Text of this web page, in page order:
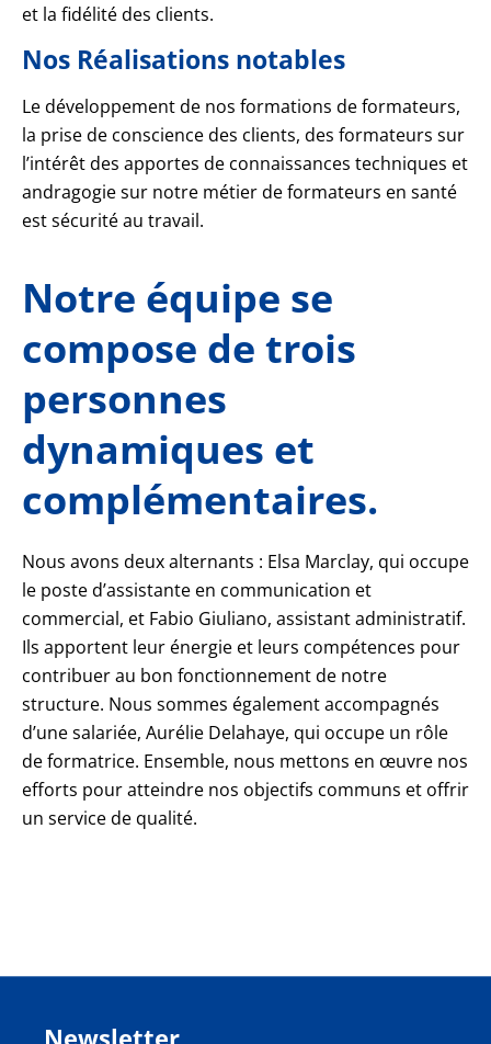
et la fidélité des clients.
Nos Réalisations notables
Le développement de nos formations de formateurs,
la prise de conscience des clients, des formateurs sur
l’intérêt des apportes de connaissances techniques et
andragogie sur notre métier de formateurs en santé
est sécurité au travail.
Notre équipe se
compose de trois
personnes
dynamiques et
complémentaires.
Nous avons deux alternants : Elsa Marclay, qui occupe
le poste d’assistante en communication et
commercial, et Fabio Giuliano, assistant administratif.
Ils apportent leur énergie et leurs compétences pour
contribuer au bon fonctionnement de notre
structure. Nous sommes également accompagnés
d’une salariée, Aurélie Delahaye, qui occupe un rôle
de formatrice. Ensemble, nous mettons en œuvre nos
efforts pour atteindre nos objectifs communs et offrir
un service de qualité.